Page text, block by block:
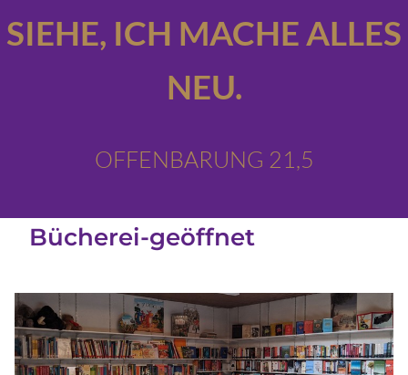
SIEHE, ICH MACHE ALLES
NEU.
OFFENBARUNG 21,5
Bücherei-geöffnet